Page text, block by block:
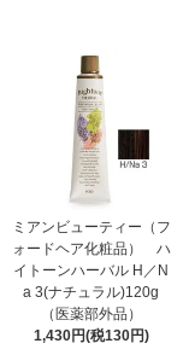
ミアンビューティー（フ
ォードヘア化粧品） ハ
イトーンハーバル H／N
a 3(ナチュラル)120g
（医薬部外品）
1,430円(税130円)